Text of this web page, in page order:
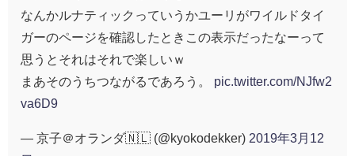
なんかルナティックっていうかユーリがワイルドタイ
ガーのページを確認したときこの表示だったなーって
思うとそれはそれで楽しいｗ
まあそのうちつながるであろう。 pic.twitter.com/NJfw2
va6D9
— 京子＠オランダ🇳🇱 (@kyokodekker) 2019年3月12